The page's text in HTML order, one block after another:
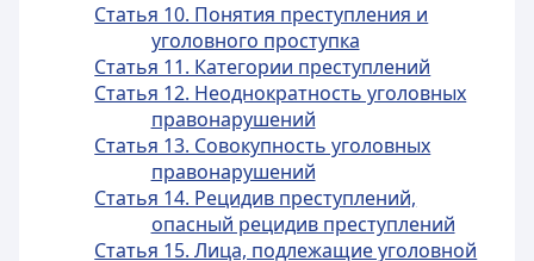
Статья 10. Понятия преступления и
уголовного проступка
Статья 11. Категории преступлений
Статья 12. Неоднократность уголовных
правонарушений
Статья 13. Совокупность уголовных
правонарушений
Статья 14. Рецидив преступлений,
опасный рецидив преступлений
Статья 15. Лица, подлежащие уголовной